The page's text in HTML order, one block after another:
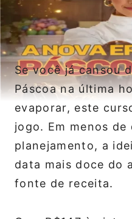
Se você já cansou
Páscoa na última
evaporar, este
jogo. Em menos de
planejamento, a
data mais doce do
fonte de receita.